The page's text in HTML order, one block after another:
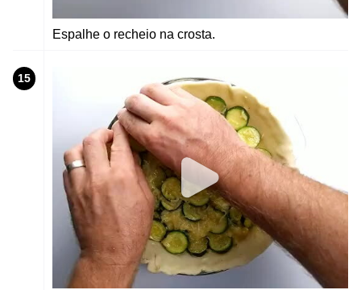
Espalhe o recheio na crosta.
15